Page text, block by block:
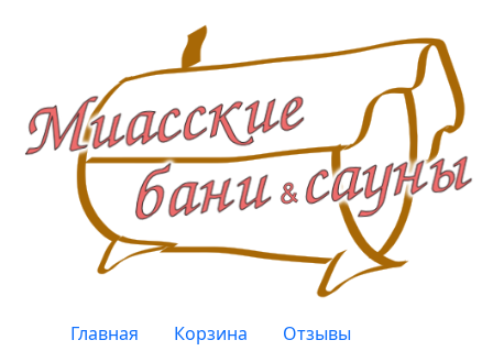
Верхнее меню
Главная Корзина
Отзывы